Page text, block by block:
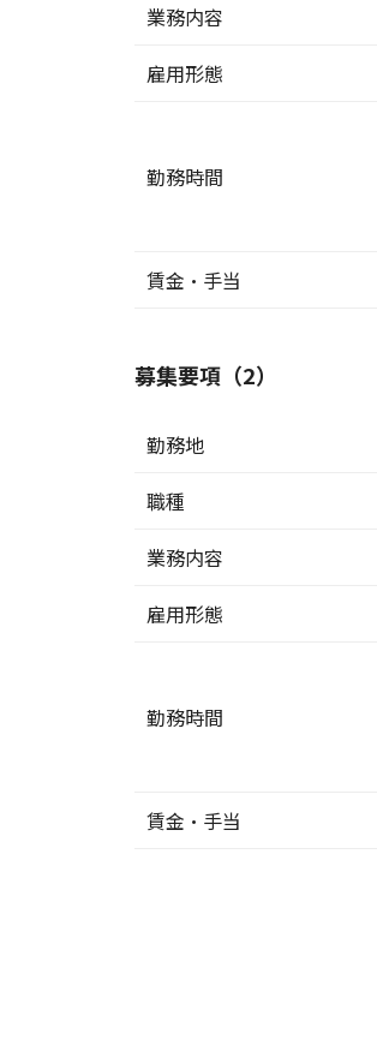
業務内容
雇用形態
勤務時間
賃金・手当
募集要項（2）
勤務地
職種
業務内容
雇用形態
勤務時間
賃金・手当